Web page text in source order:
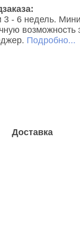
3 - 6 недель.
возможность
Подробно...
Доставка